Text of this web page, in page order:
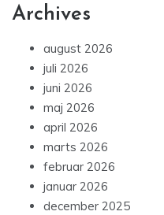
Archives
august 2026
juli 2026
juni 2026
maj 2026
april 2026
marts 2026
februar 2026
januar 2026
december 2025